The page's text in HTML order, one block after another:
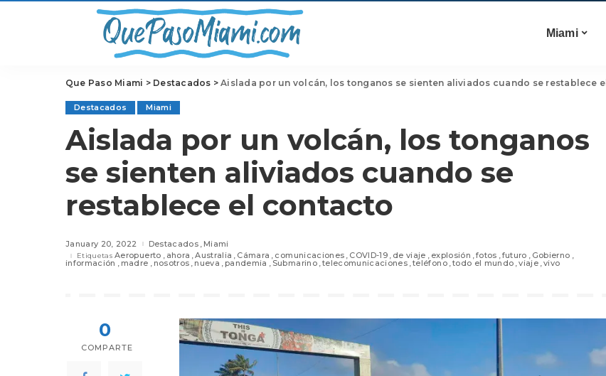
Miami
Que Paso Miami > Destacados >Aislada por un volcán, los tonganos se sienten aliviados cuando se restablece el contacto
Destacados Miami
Aislada por un volcán, los tonganos
se sienten aliviados cuando se
restablece el contacto
January 20, 2022 Destacados Miami
Etiquetas Aeropuerto ahora Australia Cámara comunicaciones COVID-19 de viaje explosión fotos futuro Gobierno
información madre nosotros nueva pandemia Submarino telecomunicaciones teléfono todo el mundo viaje vivo
0
COMPARTE